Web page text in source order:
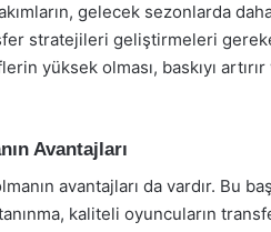
gelecek sezonlarda
stratejileri geliştirmeleri
yüksek olması, baskıyı
Avantajları
avantajları da vardır. Bu
kaliteli oyuncuların